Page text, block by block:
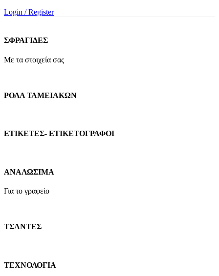
Login / Register
ΣΦΡΑΓΙΔΕΣ
Με τα στοιχεία σας
ΡΟΛΑ ΤΑΜΕΙΑΚΩΝ
ΕΤΙΚΕΤΕΣ- ΕΤΙΚΕΤΟΓΡΑΦΟΙ
ΑΝΑΛΩΣΙΜΑ
Για το γραφείο
ΤΣΑΝΤΕΣ
ΤΕΧΝΟΛΟΓΙΑ